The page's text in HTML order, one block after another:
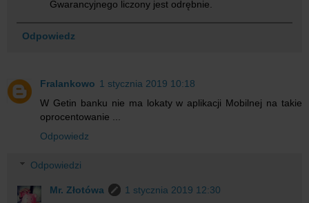
Gwarancyjnego liczony jest odrębnie.
Odpowiedz
Fralankowo 1 stycznia 2019 10:18
W Getin banku nie ma lokaty w aplikacji Mobilnej na takie
oprocentowanie ...
Odpowiedz
Odpowiedzi
Mr. Złotówa
1 stycznia 2019 12:30